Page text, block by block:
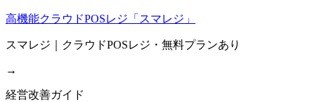
高機能クラウドPOSレジ「スマレジ」
スマレジ｜クラウドPOSレジ・無料プランあり
→
経営改善ガイド